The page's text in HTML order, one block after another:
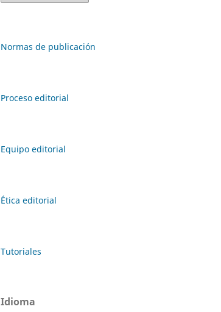
Normas de publicación
Proceso editorial
Equipo editorial
Ética editorial
Tutoriales
Idioma